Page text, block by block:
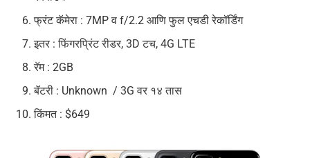
फ्रंट कॅमेरा : 7MP व f/2.2 आणि फुल एचडी रेकॉर्डिंग
इतर : फिंगरप्रिंट रीडर, 3D टच, 4G LTE
रॅम : 2GB
बॅटरी : Unknown / 3G वर १४ तास
किंमत : $649